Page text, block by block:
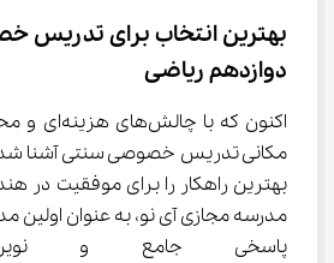
بهترین انتخاب برای
دوازدهم ریاضی
مکانی تدریس خصوصی سنتی آشنا
بهترین راهکار را برای موفقیت در
مدرسه مجازی آی نو، به عنوان اولین
پاسخی جامع و